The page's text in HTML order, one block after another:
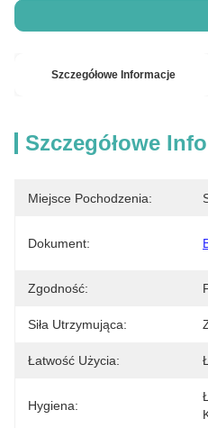
Szczegółowe Informacje
Szczegółowe
Miejsce Pochodzenia:
Dokument:
Zgodność:
Siła Utrzymująca:
Łatwość Użycia:
Hygiena: